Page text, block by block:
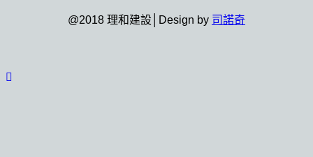
@2018 理和建設│Design by 司諾奇